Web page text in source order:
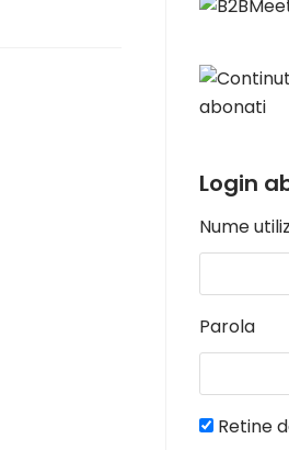
Login
Nume
Parola
Retine